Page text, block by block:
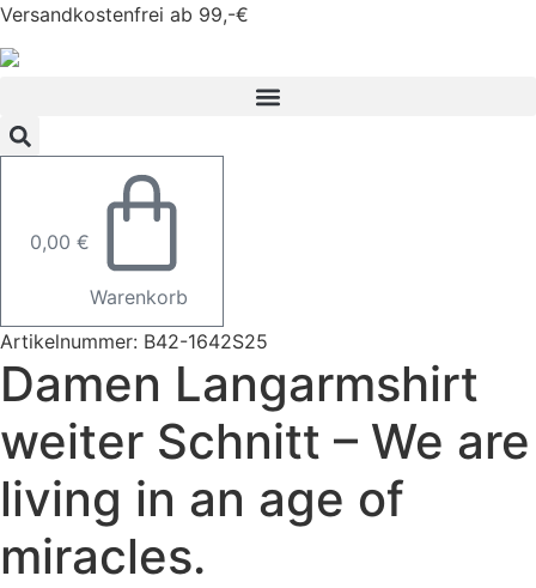
Zum
Inhalt
springen
Versandkostenfrei ab 99,-€
0,00 €
Warenkorb
Artikelnummer: B42-1642S25
Damen Langarmshirt
weiter Schnitt – We are
living in an age of
miracles.